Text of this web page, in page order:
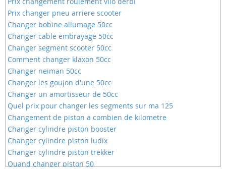
Prix changer pneu arriere scooter
Changer bobine allumage 50cc
Changer cable embrayage 50cc
Changer segment scooter 50cc
Comment changer klaxon 50cc
Changer neiman 50cc
Changer les goujon d'une 50cc
Changer un amortisseur de 50cc
Quel prix pour changer les segments sur ma 125
Changement de piston a combien de kilometre
Changer cylindre piston booster
Changer cylindre piston ludix
Changer cylindre piston trekker
Quand changer piston 50